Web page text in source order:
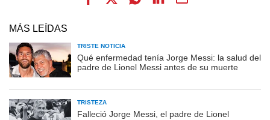
MÁS LEÍDAS
TRISTE NOTICIA
Qué enfermedad tenía Jorge Messi: la salud del
padre de Lionel Messi antes de su muerte
TRISTEZA
Falleció Jorge Messi, el padre de Lionel